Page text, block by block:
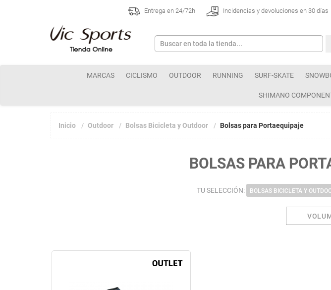
Entrega en 24/72h Incidencias y devoluciones en 30 días
MARCAS CICLISMO OUTDOOR RUNNING SURF-SKATE
SHIMANO
Inicio Outdoor Bolsas Bicicleta y Outdoor Bolsas para Portaequipaje
BOLSAS PARA
TU SELECCIÓN: BOLSAS BICICLETA Y